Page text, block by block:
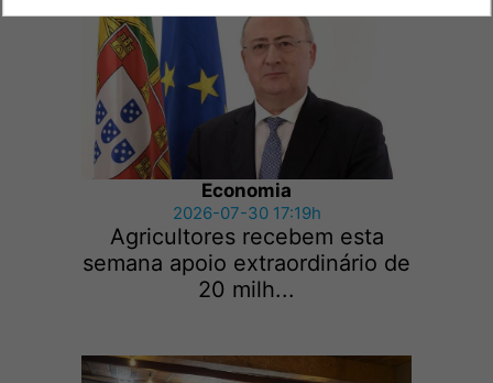
Economia
2026-07-30 17:19h
Agricultores recebem esta
semana apoio extraordinário de
20 milh...